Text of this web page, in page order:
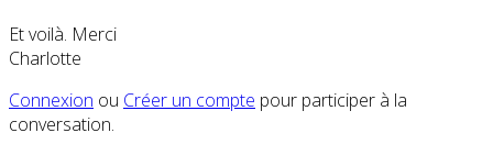
Et voilà. Merci
Charlotte
Connexion ou Créer un compte pour participer à la
conversation.